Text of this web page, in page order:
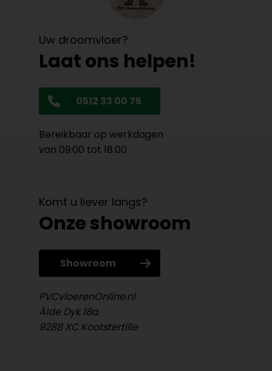
Uw droomvloer?
Laat ons helpen!
0512 33 00 75
Bereikbaar op werkdagen
van 09:00 tot 18:00
Komt u liever langs?
Onze showroom
Showroom
PVCvloerenOnline.nl
Âlde Dyk 18a
9288 XC Kootstertille